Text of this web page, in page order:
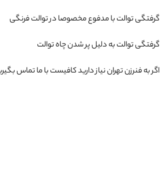
گرفتگی توالت با مدفوع مخصوصا در توالت فرنگی
گرفتگی توالت به دلیل پر شدن چاه توالت
اگر به فنرزن تهران نیاز دارید کافیست با ما تماس